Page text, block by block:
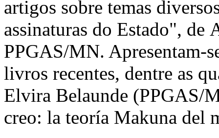
artigos sobre temas
assinaturas do Estado", de
PPGAS/MN. Apresentam-
livros recentes, dentre as
Elvira Belaunde (PPGAS/
creo: la teoría Makuna del